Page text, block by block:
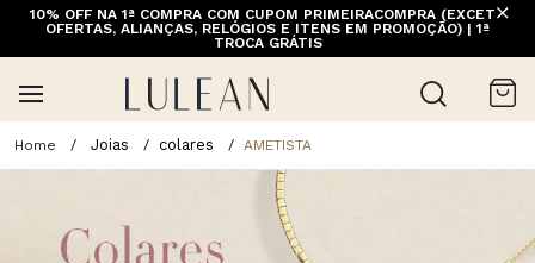
10% OFF NA 1ª COMPRA COM CUPOM PRIMEIRACOMPRA (EXCETO
OFERTAS, ALIANÇAS, RELÓGIOS E ITENS EM PROMOÇÃO) | 1ª
TROCA GRÁTIS
Joias colares AMETISTA